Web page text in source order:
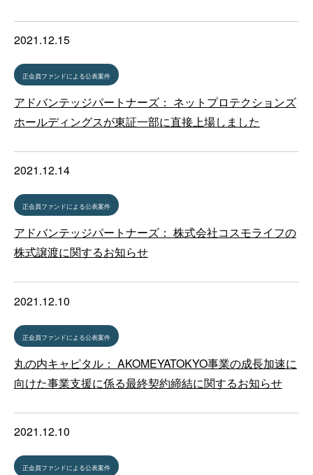
2021.12.15
正会員ファンドによる公表案件
アドバンテッジパートナーズ： ネットプロテクションズ
ホールディングスが東証一部に直接上場しました
2021.12.14
正会員ファンドによる公表案件
アドバンテッジパートナーズ： 株式会社コスモライフの
株式譲渡に関するお知らせ
2021.12.10
正会員ファンドによる公表案件
丸の内キャピタル： AKOMEYATOKYO事業の成長加速に
向けた事業支援に係る最終契約締結に関するお知らせ
2021.12.10
正会員ファンドによる公表案件